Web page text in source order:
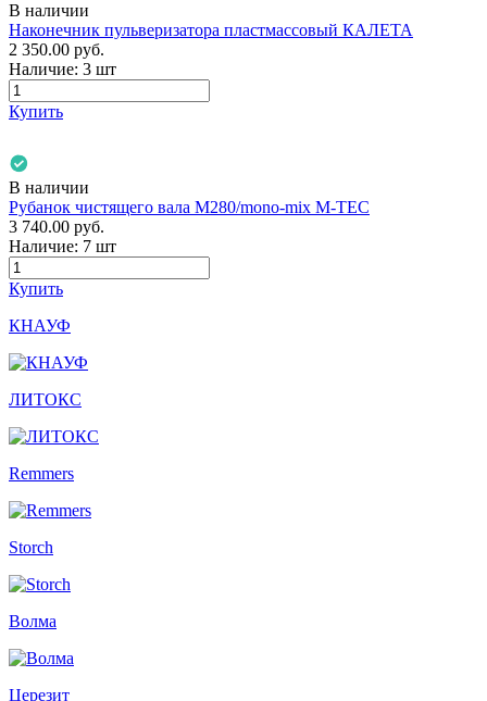
В наличии
Наконечник пульверизатора пластмассовый КАЛЕТА
2 350.00 руб.
Наличие: 3 шт
Купить
В наличии
Рубанок чистящего вала М280/mono-mix M-TEC
3 740.00 руб.
Наличие: 7 шт
Купить
КНАУФ
ЛИТОКС
Remmers
Storch
Волма
Церезит